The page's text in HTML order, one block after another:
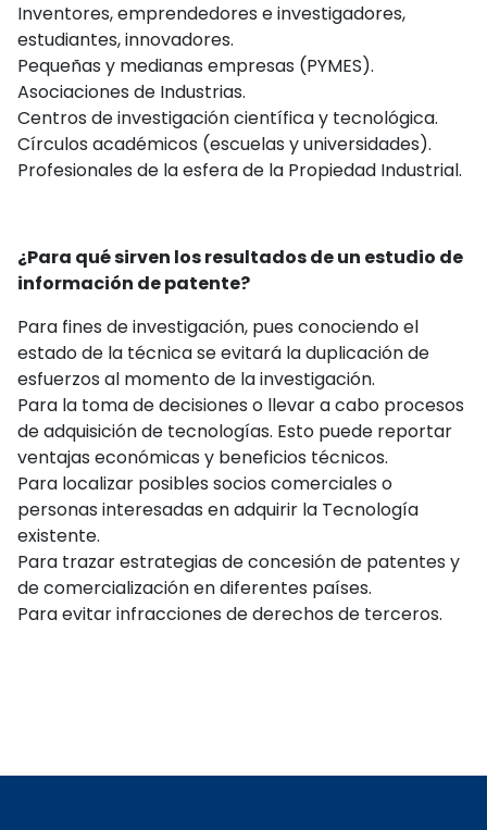
Inventores, emprendedores e investigadores,
estudiantes, innovadores.
Pequeñas y medianas empresas (PYMES).
Asociaciones de Industrias.
Centros de investigación científica y tecnológica.
Círculos académicos (escuelas y universidades).
Profesionales de la esfera de la Propiedad Industrial.
¿Para qué sirven los resultados de un estudio de
información de patente?
Para fines de investigación, pues conociendo el
estado de la técnica se evitará la duplicación de
esfuerzos al momento de la investigación.
Para la toma de decisiones o llevar a cabo procesos
de adquisición de tecnologías. Esto puede reportar
ventajas económicas y beneficios técnicos.
Para localizar posibles socios comerciales o
personas interesadas en adquirir la Tecnolo­gía
existente.
Para trazar estrategias de concesión de pa­tentes y
de comercialización en diferentes países.
Para evitar infracciones de derechos de terce­ros.